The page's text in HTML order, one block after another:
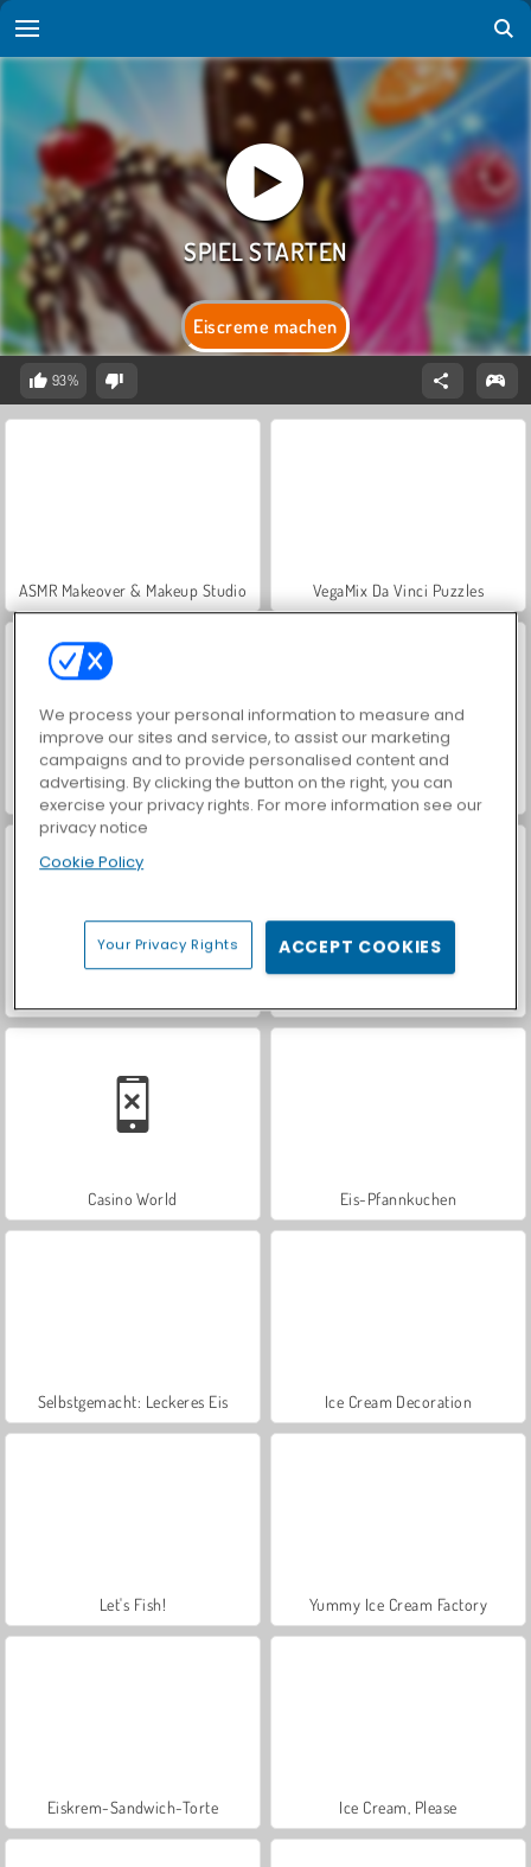
Eiscreme machen
93%
ASMR Makeover & Makeup Studio VegaMix Da Vinci Puzzles
Farm Merge Valley Hidden Object: Street of Secrets
Casino World Eis-Pfannkuchen
Selbstgemacht: Leckeres Eis Ice Cream Decoration
Let's Fish! Yummy Ice Cream Factory
Eiskrem-Sandwich-Torte Ice Cream, Please
We process your personal information to measure and
improve our sites and service, to assist our marketing
campaigns and to provide personalised content and
advertising. By clicking the button on the right, you can
exercise your privacy rights. For more information see our
privacy notice
Cookie Policy
Your Privacy Rights ACCEPT COOKIES